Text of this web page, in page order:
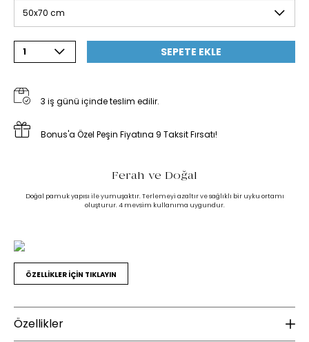
50x70 cm
1 SEPETE EKLE
3 iş günü içinde teslim edilir.
Bonus'a Özel Peşin Fiyatına 9 Taksit Fırsatı!
Ferah ve Doğal
Doğal pamuk yapısı ile yumuşaktır. Terlemeyi azaltır ve sağlıklı bir uyku ortamı
oluşturur. 4 mevsim kullanıma uygundur.
ÖZELLİKLER İÇİN TIKLAYIN
Özellikler